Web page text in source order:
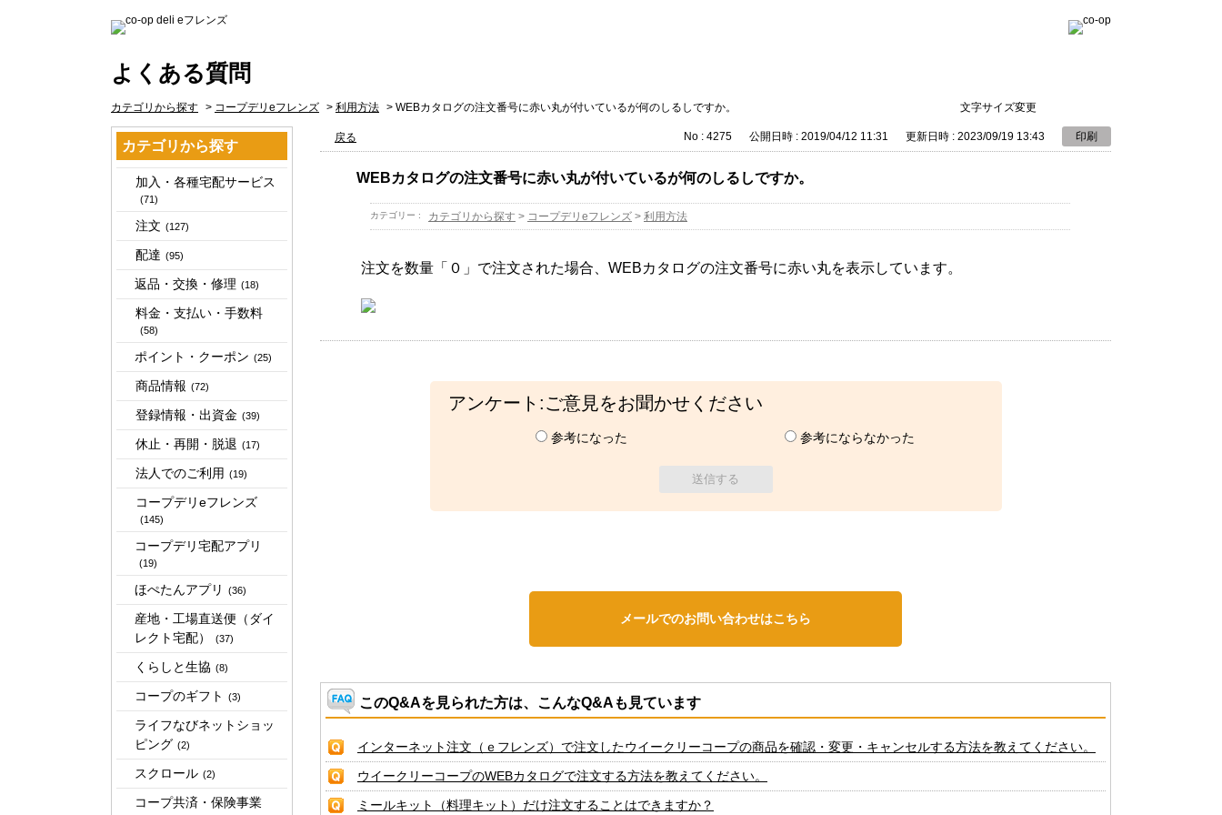
よくある質問
文字サイズ変更
カテゴリから探す > コープデリeフレンズ > 利用方法 > WEBカタログの注文番号に赤い丸が付いているが何のしるしですか。
カテゴリから探す
加入・各種宅配サービス
(71)
注文 (127)
配達 (95)
返品・交換・修理 (18)
料金・支払い・手数料
(58)
ポイント・クーポン (25)
商品情報 (72)
登録情報・出資金 (39)
休止・再開・脱退 (17)
法人でのご利用 (19)
コープデリeフレンズ
(145)
コープデリ宅配アプリ
(19)
ほぺたんアプリ (36)
産地・工場直送便（ダイ
レクト宅配）
(37)
くらしと生協 (8)
コープのギフト (3)
ライフなびネットショッ
ピング (2)
スクロール (2)
コープ共済・保険事業
戻る No : 4275 公開日時 : 2019/04/12 11:31 更新日時 : 2023/09/19 13:43 印刷
WEBカタログの注文番号に赤い丸が付いているが何のしるしですか。
カテゴリー : カテゴリから探す > コープデリeフレンズ > 利用方法
注文を数量「０」で注文された場合、WEBカタログの注文番号に赤い丸を表示しています。
アンケート:ご意見をお聞かせください
参考になった 参考にならなかった
メールでのお問い合わせはこちら
このQ&Aを見られた方は、こんなQ&Aも見ています
インターネット注文（ｅフレンズ）で注文したウイークリーコープの商品を確認・変更・キャンセルする方法を教えてください。
ウイークリーコープのWEBカタログで注文する方法を教えてください。
ミールキット（料理キット）だけ注文することはできますか？